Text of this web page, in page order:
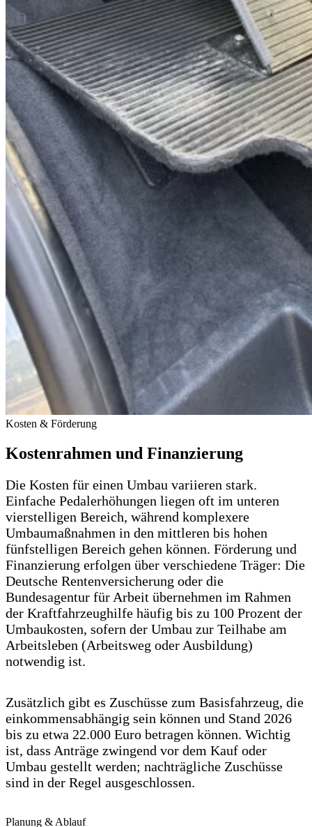
Kosten & Förderung
Kostenrahmen und Finanzierung
Die Kosten für einen Umbau variieren stark.
Einfache Pedalerhöhungen liegen oft im unteren
vierstelligen Bereich, während komplexere
Umbaumaßnahmen in den mittleren bis hohen
fünfstelligen Bereich gehen können. Förderung und
Finanzierung erfolgen über verschiedene Träger: Die
Deutsche Rentenversicherung oder die
Bundesagentur für Arbeit übernehmen im Rahmen
der Kraftfahrzeughilfe häufig bis zu 100 Prozent der
Umbaukosten, sofern der Umbau zur Teilhabe am
Arbeitsleben (Arbeitsweg oder Ausbildung)
notwendig ist.
Zusätzlich gibt es Zuschüsse zum Basisfahrzeug, die
einkommensabhängig sein können und Stand 2026
bis zu etwa 22.000 Euro betragen können. Wichtig
ist, dass Anträge zwingend vor dem Kauf oder
Umbau gestellt werden; nachträgliche Zuschüsse
sind in der Regel ausgeschlossen.
Planung & Ablauf